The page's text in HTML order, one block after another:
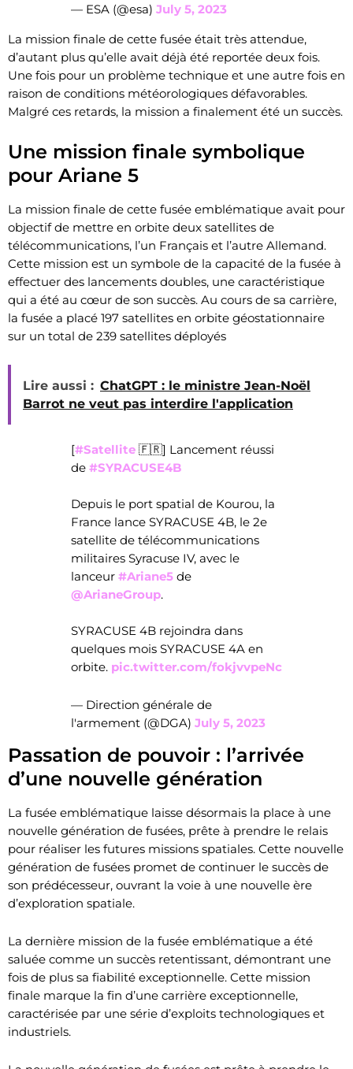
— ESA (@esa) July 5, 2023
La mission finale de cette fusée était très attendue,
d’autant plus qu’elle avait déjà été reportée deux fois.
Une fois pour un problème technique et une autre fois en
raison de conditions météorologiques défavorables.
Malgré ces retards, la mission a finalement été un succès.
Une mission finale symbolique
pour Ariane 5
La mission finale de cette fusée emblématique avait pour
objectif de mettre en orbite deux satellites de
télécommunications, l’un Français et l’autre Allemand.
Cette mission est un symbole de la capacité de la fusée à
effectuer des lancements doubles, une caractéristique
qui a été au cœur de son succès. Au cours de sa carrière,
la fusée a placé 197 satellites en orbite géostationnaire
sur un total de 239 satellites déployés
Lire aussi : ChatGPT : le ministre Jean-Noël
Barrot ne veut pas interdire l'application
[#Satellite 🇫🇷] Lancement réussi
de #SYRACUSE4B
Depuis le port spatial de Kourou, la
France lance SYRACUSE 4B, le 2e
satellite de télécommunications
militaires Syracuse IV, avec le
lanceur #Ariane5 de
@ArianeGroup.
SYRACUSE 4B rejoindra dans
quelques mois SYRACUSE 4A en
orbite. pic.twitter.com/fokjvvpeNc
— Direction générale de
l'armement (@DGA) July 5, 2023
Passation de pouvoir : l’arrivée
d’une nouvelle génération
La fusée emblématique laisse désormais la place à une
nouvelle génération de fusées, prête à prendre le relais
pour réaliser les futures missions spatiales. Cette nouvelle
génération de fusées promet de continuer le succès de
son prédécesseur, ouvrant la voie à une nouvelle ère
d’exploration spatiale.
La dernière mission de la fusée emblématique a été
saluée comme un succès retentissant, démontrant une
fois de plus sa fiabilité exceptionnelle. Cette mission
finale marque la fin d’une carrière exceptionnelle,
caractérisée par une série d’exploits technologiques et
industriels.